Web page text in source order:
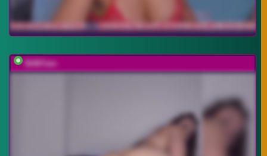
BABYam